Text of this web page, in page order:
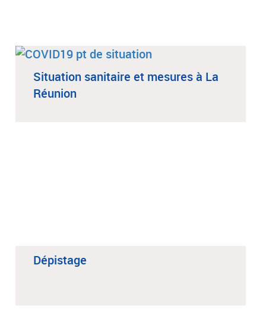
Situation sanitaire et mesures à La
Réunion
Dépistage